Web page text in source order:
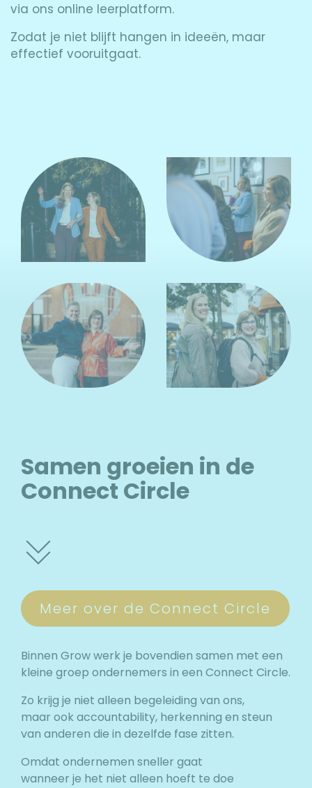
via ons online leerplatform.
Zodat je niet blijft hangen in ideeën, maar
effectief vooruitgaat.
Samen groeien in de
Connect Circle
Meer over de Connect Circle
Binnen Grow werk je bovendien samen met een
kleine groep ondernemers in een Connect Circle.
Zo krijg je niet alleen begeleiding van ons,
maar ook accountability, herkenning en steun
van anderen die in dezelfde fase zitten.
Omdat ondernemen sneller gaat
wanneer je het niet alleen hoeft te doe